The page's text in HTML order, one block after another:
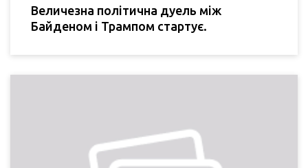
Величезна політична дуель між
Байденом і Трампом стартує.